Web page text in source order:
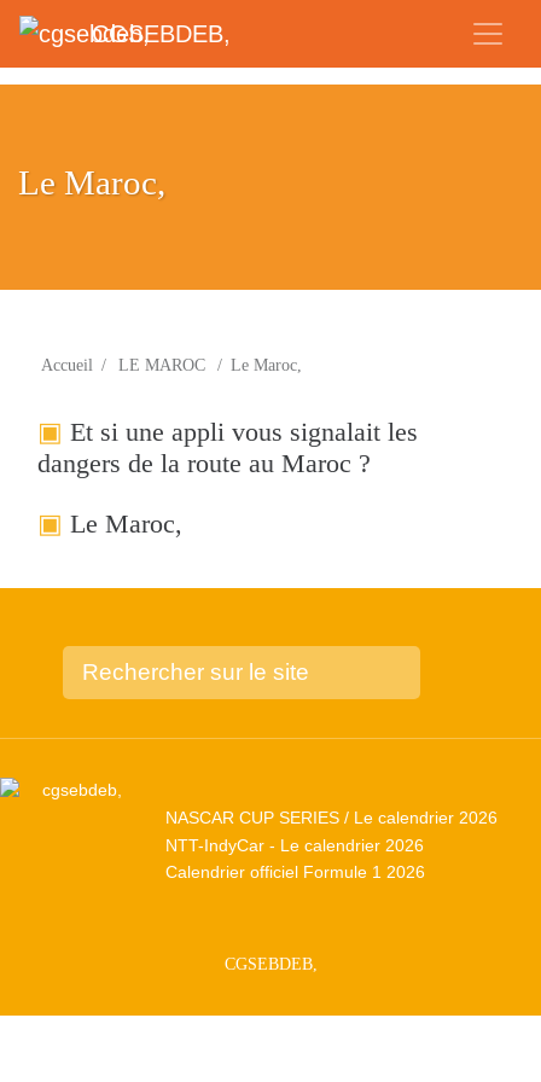
CGSEBDEB,
Le Maroc,
Accueil / LE MAROC / Le Maroc,
Et si une appli vous signalait les
dangers de la route au Maroc ?
Le Maroc,
NASCAR CUP SERIES / Le calendrier 2026
NTT-IndyCar - Le calendrier 2026
Calendrier officiel Formule 1 2026
CGSEBDEB,